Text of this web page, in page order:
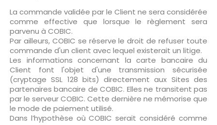
La commande validée par le Client ne sera considérée
comme effective que lorsque le règlement sera
parvenu à COBIC.
Par ailleurs, COBIC se réserve le droit de refuser toute
commande d'un client avec lequel existerait un litige.
Les informations concernant la carte bancaire du
Client font l'objet d'une transmission sécurisée
(cryptage SSL 128 bits) directement aux Sites des
partenaires bancaire de COBIC. Elles ne transitent pas
par le serveur COBIC. Cette dernière ne mémorise que
le mode de paiement utilisé.
Dans l’hypothèse où COBIC serait considéré comme